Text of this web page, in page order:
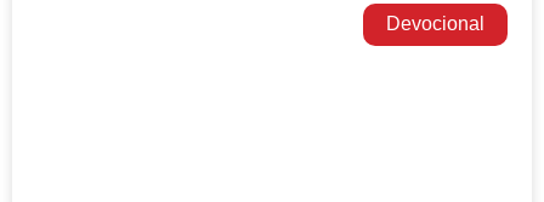
Devocional